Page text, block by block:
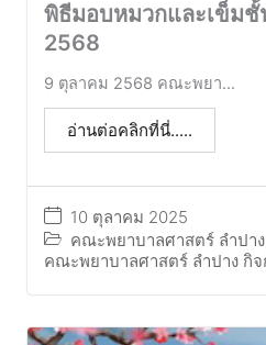
พิธีมอบหมวกและเข็ม
2568
10 ตุลาคม 2025
คณะพยาบาลศาสตร์ ลำปาง
คณะพยาบาลศาสตร์ ลำปาง
9 ตุลาคม 2568 คณะพยา...
อ่านต่อคลิกที่นี่.....